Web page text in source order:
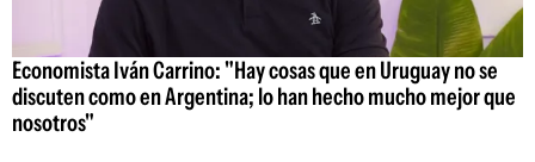
Economista Iván Carrino: "Hay cosas que en Uruguay no se
discuten como en Argentina; lo han hecho mucho mejor que
nosotros"